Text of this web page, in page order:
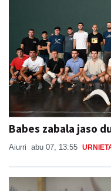
Babes zabala jaso
Aiurri abu 07, 13:55